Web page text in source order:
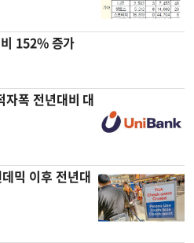
152% 증가
폭 전년대비 대
믹 이후 전년대